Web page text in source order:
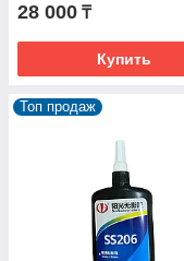
28 000 ₸
Купить
Топ продаж